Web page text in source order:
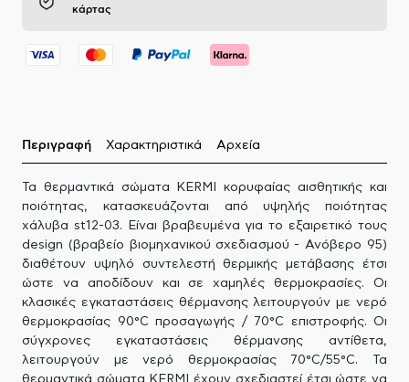
κάρτας
Περιγραφή Χαρακτηριστικά Αρχεία
Τα θερμαντικά σώματα KERMI κορυφαίας αισθητικής και
ποιότητας, κατασκευάζονται από υψηλής ποιότητας
χάλυβα st12-03. Είναι βραβευμένα για το εξαιρετικό τους
design (βραβείο βιομηχανικού σχεδιασμού - Ανόβερο 95)
διαθέτουν υψηλό συντελεστή θερμικής μετάβασης έτσι
ώστε να αποδίδουν και σε χαμηλές θερμοκρασίες. Οι
κλασικές εγκαταστάσεις θέρμανσης λειτουργούν με νερό
θερμοκρασίας 90°C προσαγωγής / 70°C επιστροφής. Οι
σύγχρονες εγκαταστάσεις θέρμανσης αντίθετα,
λειτουργούν με νερό θερμοκρασίας 70°C/55°C. Τα